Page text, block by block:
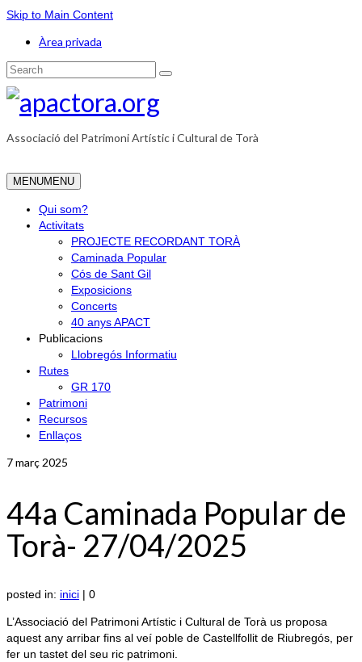
Skip to Main Content
Àrea privada
Search
for:
Associació del Patrimoni Artístic i Cultural de Torà
MENUMENU
Qui som?
Activitats
PROJECTE RECORDANT TORÀ
Caminada Popular
Cós de Sant Gil
Exposicions
Concerts
40 anys APACT
Publicacions
Llobregós Informatiu
Rutes
GR 170
Patrimoni
Recursos
Enllaços
7març 2025
44a Caminada Popular de
Torà- 27/04/2025
posted in: inici | 0
L’Associació del Patrimoni Artístic i Cultural de Torà us proposa
aquest any arribar fins al veí poble de Castellfollit de Riubregós, per
fer un tastet del seu ric patrimoni.